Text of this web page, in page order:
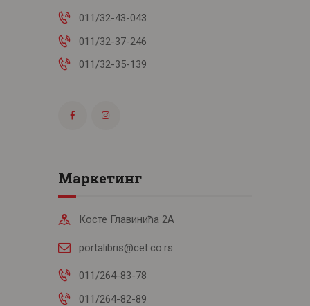
011/32-43-043
011/32-37-246
011/32-35-139
Маркетинг
Косте Главинића 2А
portalibris@cet.co.rs
011/264-83-78
011/264-82-89